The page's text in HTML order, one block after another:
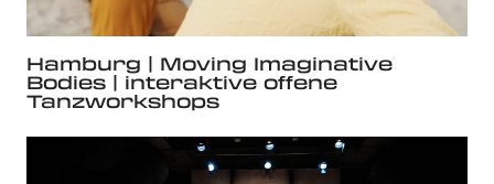
Hamburg | Moving Imaginative
Bodies | interaktive offene
Tanzworkshops